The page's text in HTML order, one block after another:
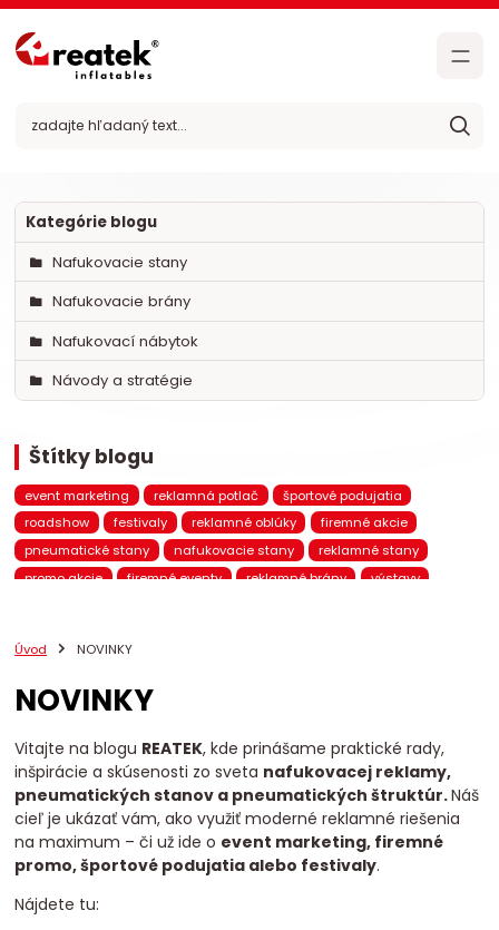
Kategórie blogu
Nafukovacie stany
Nafukovacie brány
Nafukovací nábytok
Návody a stratégie
Štítky blogu
event marketing reklamná potlač
športové podujatia
roadshow
festivaly reklamné oblúky
firemné akcie
pneumatické stany
nafukovacie stany
reklamné stany
promo akcie
firemné eventy reklamné brány
výstavy
nafukovacie reklamy
pneumatické brány
chill-out zóna
eventová zóna
VIP stany
stany na eventy
reklamné prístrešky
pneumatické produkty
nafukovacie totemy
nafukovacie balóny
promo 3D figúrky
reklamné pútače
pneumatické reklamy
reklamné totemy
promo nábytok
event marketing Slovensko
predajná zóna
prezentačná zóna
cieľová brána
Úvod NOVINKY
NOVINKY
Vitajte na blogu REATEK, kde prinášame praktické rady,
inšpirácie a skúsenosti zo sveta nafukovacej reklamy,
pneumatických stanov a pneumatických štruktúr.Náš
cieľ je ukázať vám, ako využiť moderné reklamné riešenia
na maximum – či už ide o event marketing, firemné
promo, športové podujatia alebo festivaly.
Nájdete tu: